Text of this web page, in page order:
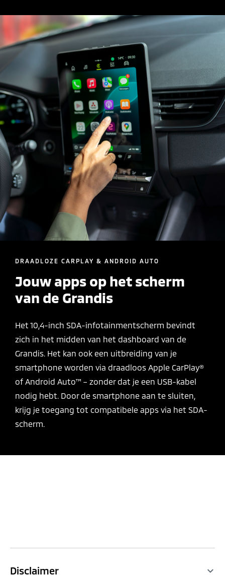
DRAADLOZE CARPLAY & ANDROID AUTO
Jouw apps op het scherm
van de Grandis
Het 10,4-inch SDA-infotainmentscherm bevindt
zich in het midden van het dashboard van de
Grandis. Het kan ook een uitbreiding van je
smartphone worden via draadloos Apple CarPlay®
of Android Auto™ – zonder dat je een USB-kabel
nodig hebt. Door de smartphone aan te sluiten,
krijg je toegang tot compatibele apps via het SDA-
scherm.
Disclaimer